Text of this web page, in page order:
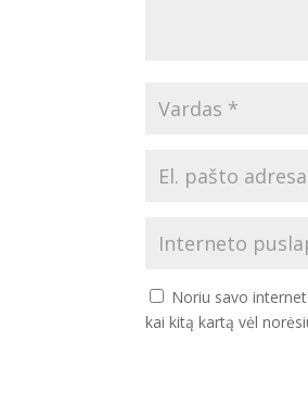
Noriu savo
kai kitą kartą vėl